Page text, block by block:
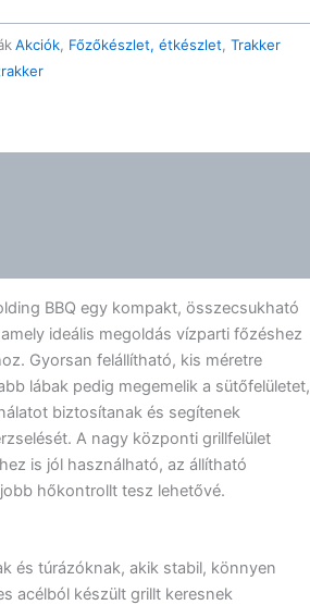
Akciók Főzőkészlet, étkészlet Trakker
BBQ egy kompakt, összecsukható
ideális megoldás vízparti főzéshez
Gyorsan felállítható, kis méretre
lábak pedig megemelik a sütőfelületet,
biztosítanak és segítenek
A nagy központi grillfelület
is jól használható, az állítható
hőkontrollt tesz lehetővé.
és túrázóknak, akik stabil, könnyen
acélból készült grillt keresnek